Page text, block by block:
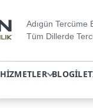
Adıgün Tercüme
Tüm Dillerde
HIZMETLER BLOG